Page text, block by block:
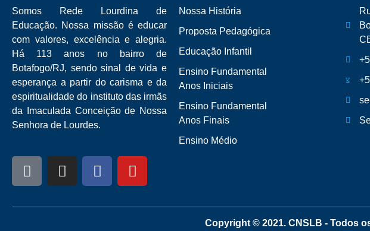
Somos Rede Lourdina de
Educação. Nossa missão é educar
com valores, excelência e alegria.
Há 113 anos no bairro de
Botafogo/RJ, sendo sinal de vida e
esperança a partir do carisma e da
espiritualidade do instituto das irmãs
da Imaculada Conceição de Nossa
Senhora de Lourdes.
Nossa História
Proposta Pedagógica
Educação Infantil
Ensino Fundamental
Anos Iniciais
Ensino Fundamental
Anos Finais
Ensino Médio
Copyright © 2021. CNSLB - Todos